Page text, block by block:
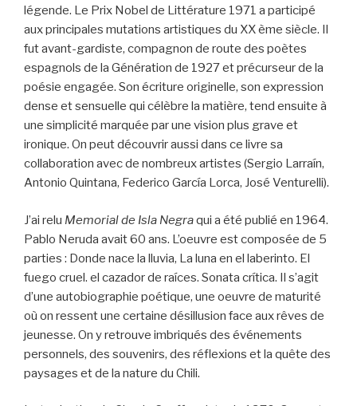
légende. Le Prix Nobel de Littérature 1971 a participé
aux principales mutations artistiques du XX ème siècle. Il
fut avant-gardiste, compagnon de route des poètes
espagnols de la Génération de 1927 et précurseur de la
poésie engagée. Son écriture originelle, son expression
dense et sensuelle qui célèbre la matière, tend ensuite à
une simplicité marquée par une vision plus grave et
ironique. On peut découvrir aussi dans ce livre sa
collaboration avec de nombreux artistes (Sergio Larraín,
Antonio Quintana, Federico García Lorca, José Venturelli).
J’ai relu Memorial de Isla Negraqui a été publié en 1964.
Pablo Neruda avait 60 ans. L’oeuvre est composée de 5
parties : Donde nace la lluvia, La luna en el laberinto. El
fuego cruel. el cazador de raíces. Sonata crítica. Il s’agit
d’une autobiographie poétique, une oeuvre de maturité
où on ressent une certaine désillusion face aux rêves de
jeunesse. On y retrouve imbriqués des événements
personnels, des souvenirs, des réflexions et la quête des
paysages et de la nature du Chili.